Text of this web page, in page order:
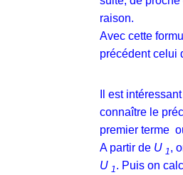
raison.
Avec cette
précédent celui
Il est
connaître le
premier terme
A partir de U 1 ,
U 1 . Puis on